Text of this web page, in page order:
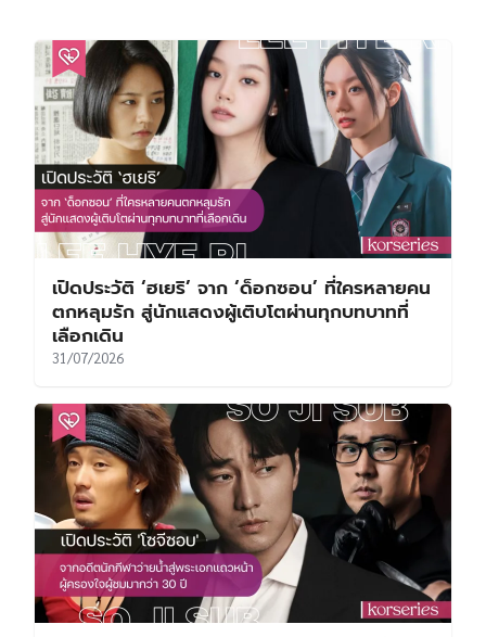
เปิดประวัติ ‘ฮเยริ’ จาก ‘ด็อกซอน’ ที่ใครหลายคน
ตกหลุมรัก สู่นักแสดงผู้เติบโตผ่านทุกบทบาทที่
เลือกเดิน
31/07/2026